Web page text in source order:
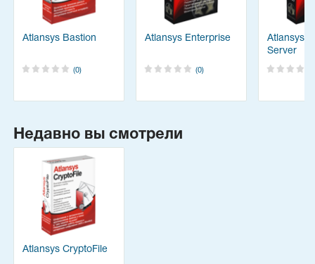
Atlansys Bastion
(0)
Atlansys Enterprise
(0)
Atlansys
Server
Недавно вы смотрели
Atlansys CryptoFile